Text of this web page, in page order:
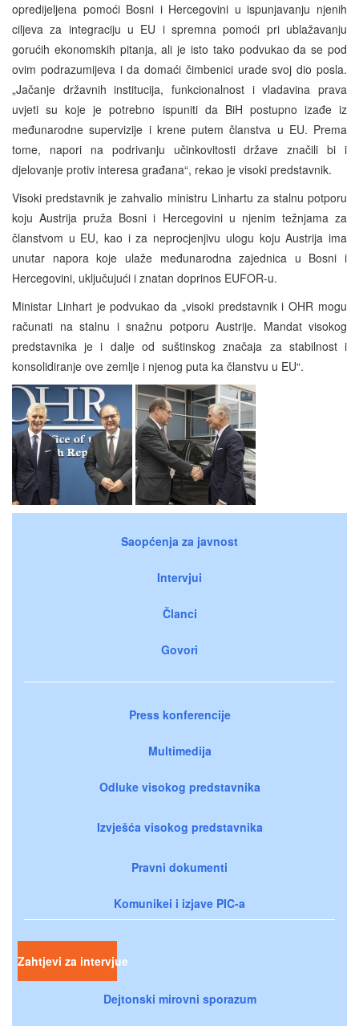
opredijeljena pomoći Bosni i Hercegovini u ispunjavanju njenih
ciljeva za integraciju u EU i spremna pomoći pri ublažavanju
gorućih ekonomskih pitanja, ali je isto tako podvukao da se pod
ovim podrazumijeva i da domaći čimbenici urade svoj dio posla.
„Jačanje državnih institucija, funkcionalnost i vladavina prava
uvjeti su koje je potrebno ispuniti da BiH postupno izađe iz
međunarodne supervizije i krene putem članstva u EU. Prema
tome, napori na podrivanju učinkovitosti države značili bi i
djelovanje protiv interesa građana“, rekao je visoki predstavnik.
Visoki predstavnik je zahvalio ministru Linhartu za stalnu potporu
koju Austrija pruža Bosni i Hercegovini u njenim težnjama za
članstvom u EU, kao i za neprocjenjivu ulogu koju Austrija ima
unutar napora koje ulaže međunarodna zajednica u Bosni i
Hercegovini, uključujući i znatan doprinos EUFOR-u.
Ministar Linhart je podvukao da „visoki predstavnik i OHR mogu
računati na stalnu i snažnu potporu Austrije. Mandat visokog
predstavnika je i dalje od suštinskog značaja za stabilnost i
konsolidiranje ove zemlje i njenog puta ka članstvu u EU“.
Saopćenja za javnost
Intervjui
Članci
Govori
Press konferencije
Multimedija
Odluke visokog predstavnika
Izvješća visokog predstavnika
Pravni dokumenti
Komunikei i izjave PIC-a
Zahtjevi za intervjue
Dejtonski mirovni sporazum